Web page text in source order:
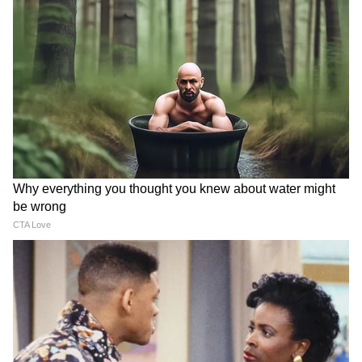
अधिकारियों के अनुसार, घटना के बाद से मृतका का पति
और कुछ अन्य ससुराल पक्ष के सदस्य घर छोड़कर फरार
हैं। उनकी गिरफ्तारी के लिए विशेष पुलिस टीमों का गठन
किया गया है। पुलिस का कहना है कि आरोपियों को जल्द
गिरफ्तार कर आगे की कानूनी कार्रवाई की जाएगी।
सोशल मीडिया पर भी थी लोकप्रिय
जानकारी के मुताबिक, मृतका सोशल मीडिया पर काफी
सक्रिय थी और उसके लगभग 7.93 लाख फॉलोअर्स थे।
वह डिजिटल प्लेटफॉर्म पर कंटेंट क्रिएटर और इन्फ्लुएंसर
के रूप में पहचान रखती थी। उसकी अचानक हुई मौत की
खबर सामने आने के बाद सोशल मीडिया पर भी लोगों ने
दुख और नाराजगी व्यक्त की है। कई यूजर्स ने मामले की
निष्पक्ष जांच और दोषियों के खिलाफ सख्त कार्रवाई की
मांग की है।
1100 रुपए पेंशन लेने पहुंचा बुजुर्ग,
लेकिन मिले 700 करोड़, बिहार का
बुजुर्ग रातों-रात बन अरबपति!
Delhi Horror: बर्थडे के कुछ घंटे
बाद ही पुलिसवाले पति ने बीच सड़क
पत्नी को मारी गोली